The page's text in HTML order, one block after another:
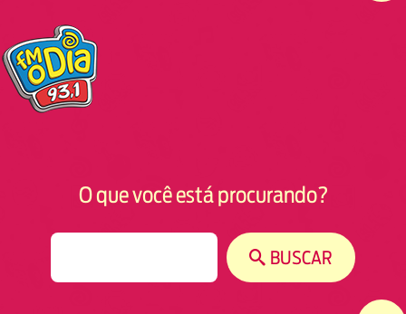
O que você está procurando?
BUSCAR